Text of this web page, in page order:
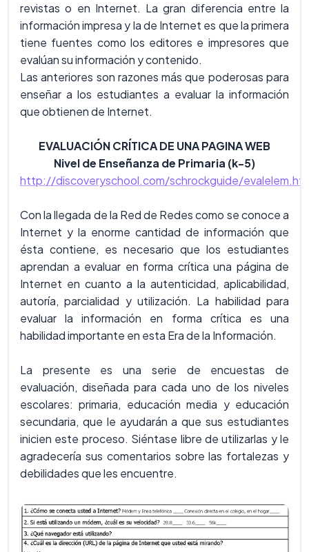
revistas o en Internet. La gran diferencia entre la
información impresa y la de Internet es que la primera
tiene fuentes como los editores e impresores que
evalúan su información y contenido.
Las anteriores son razones más que poderosas para
enseñar a los estudiantes a evaluar la información
que obtienen de Internet.
EVALUACIÓN CRÍTICA DE UNA PAGINA WEB
Nivel de Enseñanza de Primaria (k-5)
http://discoveryschool.com/schrockguide/
Con la llegada de la Red de Redes como se conoce a
Internet y la enorme cantidad de información que
ésta contiene, es necesario que los estudiantes
aprendan a evaluar en forma crítica una página de
Internet en cuanto a la autenticidad, aplicabilidad,
autoría, parcialidad y utilización. La habilidad para
evaluar la información en forma crítica es una
habilidad importante en esta Era de la Información.
La presente es una serie de encuestas de
evaluación, diseñada para cada uno de los niveles
escolares: primaria, educación media y educación
secundaria, que le ayudarán a que sus estudiantes
inicien este proceso. Siéntase libre de utilizarlas y le
agradecería sus comentarios sobre las fortalezas y
debilidades que les encuentre.